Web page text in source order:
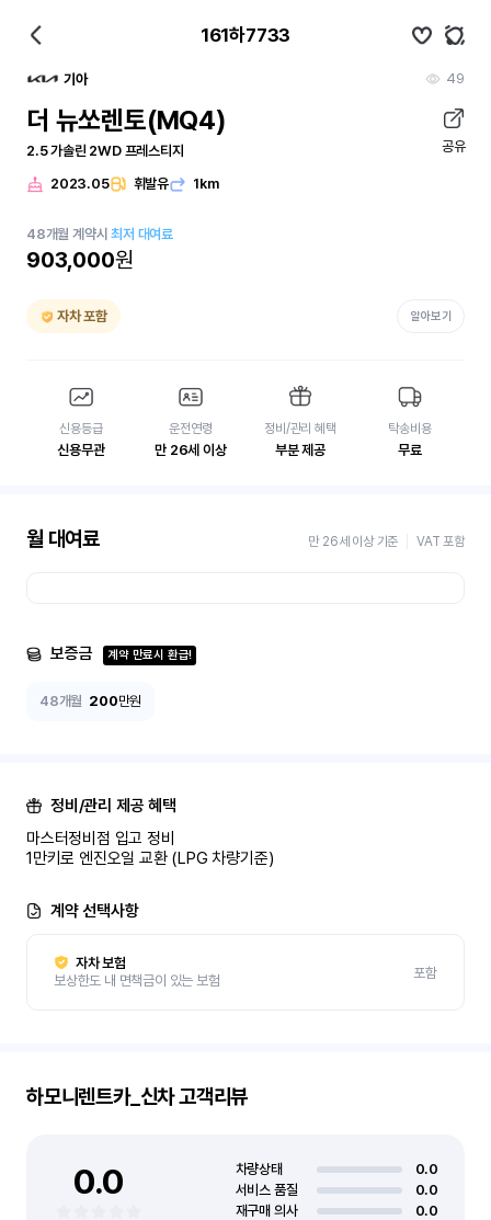
161하7733
기아 49
더 뉴쏘렌토(MQ4)
2.5 가솔린 2WD 프레스티지 공유
2023.05 휘발유 1km
48개월 계약시최저 대여료
903,000원
자차 포함 알아보기
신용등급
신용무관
운전연령
만 26세 이상
정비/관리 혜택
부분 제공
탁송비용
무료
월 대여료 만 26세 이상 기준 VAT 포함
보증금 계약 만료시 환급!
48개월 200만원
정비/관리 제공 혜택
마스터정비점 입고 정비
1만키로 엔진오일 교환 (LPG 차량기준)
계약 선택사항
자차 보험
보상한도 내 면책금이 있는 보험
포함
하모니렌트카_신차고객리뷰
0.0 차량상태
0.0
서비스 품질
0.0
재구매 의사
0.0